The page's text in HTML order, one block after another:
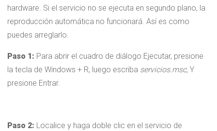
hardware. Si el servicio no se ejecuta en segundo plano, la
reproducción automática no funcionará. Así es como
puedes arreglarlo.
Paso 1: Para abrir el cuadro de diálogo Ejecutar, presione
la tecla de Windows + R, luego escriba servicios.msc, Y
presione Entrar.
Paso 2: Localice y haga doble clic en el servicio de